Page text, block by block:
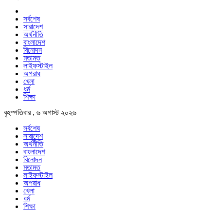
সর্বশেষ
সারাদেশ
অর্থনীতি
বাংলাদেশ
বিনোদন
মতামত
লাইফস্টাইল
অপরাধ
খেলা
ধর্ম
শিক্ষা
বৃহস্পতিবার , ৬ অগাস্ট ২০২৬
সর্বশেষ
সারাদেশ
অর্থনীতি
বাংলাদেশ
বিনোদন
মতামত
লাইফস্টাইল
অপরাধ
খেলা
ধর্ম
শিক্ষা